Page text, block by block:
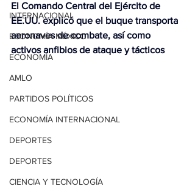
INTERNACIONAL
ECONOMÍA MÉXICO
ECONOMÍA
AMLO
PARTIDOS POLÍTICOS
ECONOMÍA INTERNACIONAL
DEPORTES
DEPORTES
CIENCIA Y TECNOLOGÍA
El Comando Central del Ejército de
EE.UU. explicó que el buque transporta
aeronaves de combate, así como
activos anfibios de ataque y tácticos